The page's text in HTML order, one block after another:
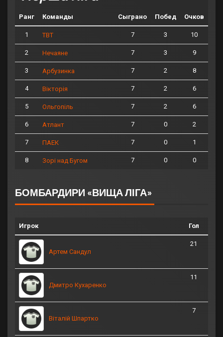
Ранг Команды Сыграно Побед Очков
1 ТВТ 7 3 10
2 Нечаяне 7 3 9
3 Арбузинка 7 2 8
4 Вікторія 7 2 6
5 Ольгопіль 7 2 6
6 Атлант 7 0 2
7 ПАЕК 7 0 1
8 Зорі над Бугом 7 0 0
БОМБАРДИРИ «ВИЩА ЛІГА»
Игрок Гол
Артем Сандул
21
Дмитро Кухаренко
11
Віталій Шпартко
7